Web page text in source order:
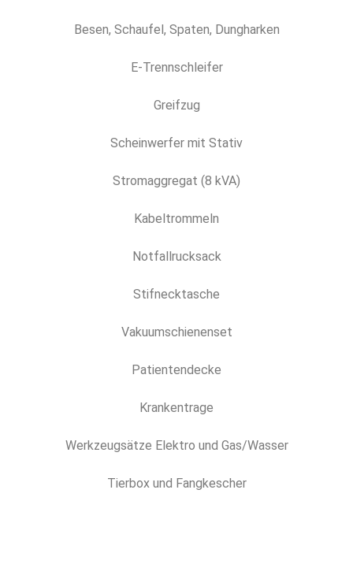
Besen, Schaufel, Spaten, Dungharken
E-Trennschleifer
Greifzug
Scheinwerfer mit Stativ
Stromaggregat (8 kVA)
Kabeltrommeln
Notfallrucksack
Stifnecktasche
Vakuumschienenset
Patientendecke
Krankentrage
Werkzeugsätze Elektro und Gas/Wasser
Tierbox und Fangkescher